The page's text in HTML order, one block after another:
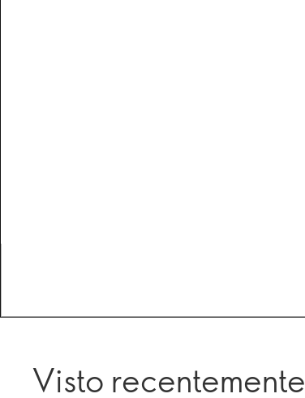
Visto recentemente